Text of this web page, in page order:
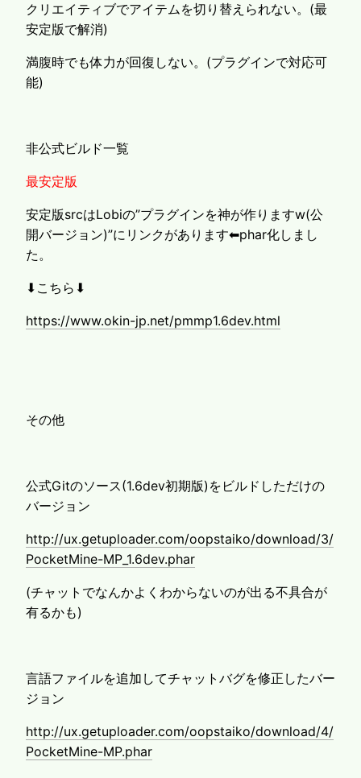
クリエイティブでアイテムを切り替えられない。(最
安定版で解消)
満腹時でも体力が回復しない。(プラグインで対応可
能)
非公式ビルド一覧
最安定版
安定版srcはLobiの”プラグインを神が作りますw(公
開バージョン)”にリンクがあります⬅phar化しまし
た。
⬇こちら⬇
https://www.okin-jp.net/pmmp1.6dev.html
その他
公式Gitのソース(1.6dev初期版)をビルドしただけの
バージョン
http://ux.getuploader.com/oopstaiko/download/3/
PocketMine-MP_1.6dev.phar
(チャットでなんかよくわからないのが出る不具合が
有るかも)
言語ファイルを追加してチャットバグを修正したバー
ジョン
http://ux.getuploader.com/oopstaiko/download/4/
PocketMine-MP.phar